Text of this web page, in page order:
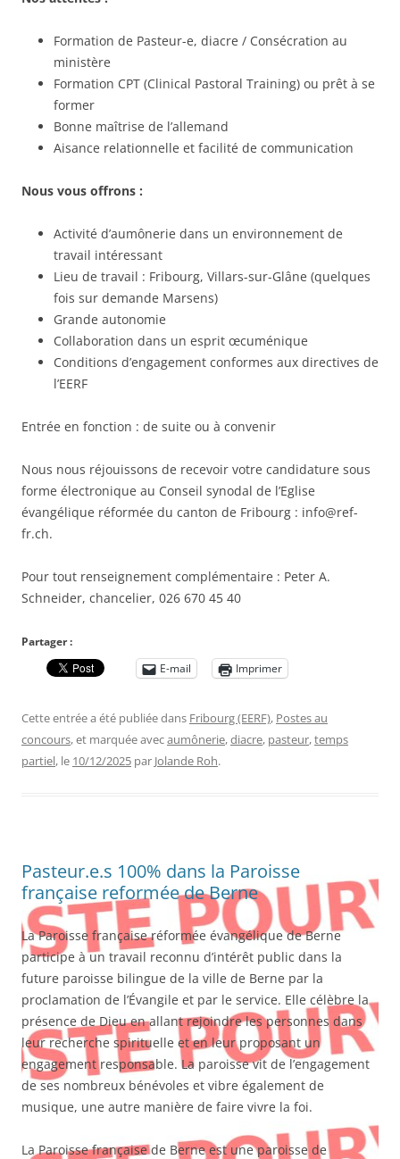
Formation de Pasteur-e, diacre / Consécration au
ministère
Formation CPT (Clinical Pastoral Training) ou prêt à se
former
Bonne maîtrise de l’allemand
Aisance relationnelle et facilité de communication
Nous vous offrons :
Activité d’aumônerie dans un environnement de
travail intéressant
Lieu de travail : Fribourg, Villars-sur-Glâne (quelques
fois sur demande Marsens)
Grande autonomie
Collaboration dans un esprit œcuménique
Conditions d’engagement conformes aux directives de
l’EERF
Entrée en fonction : de suite ou à convenir
Nous nous réjouissons de recevoir votre candidature sous
forme électronique au Conseil synodal de l’Eglise
évangélique réformée du canton de Fribourg : info@ref-
fr.ch.
Pour tout renseignement complémentaire : Peter A.
Schneider, chancelier, 026 670 45 40
Partager :
E-mail
Imprimer
Cette entrée a été publiée dans Fribourg (EERF), Postes au
concours, et marquée avecaumônerie,diacre, pasteur,temps
partiel, le 10/12/2025 par Jolande Roh.
Pasteur.e.s 100% dans la Paroisse
française reformée de Berne
La Paroisse française réformée évangélique de Berne
participe à un travail reconnu d’intérêt public dans la
future paroisse bilingue de la ville de Berne par la
proclamation de l’Évangile et par le service. Elle célèbre la
présence de Dieu en allant rejoindre les personnes dans
leur recherche spirituelle et en leur proposant un
engagement responsable. La paroisse vit de l’engagement
de ses nombreux bénévoles et vibre également de
musique, une autre manière de faire vivre la foi.
La Paroisse française de Berne est une paroisse de